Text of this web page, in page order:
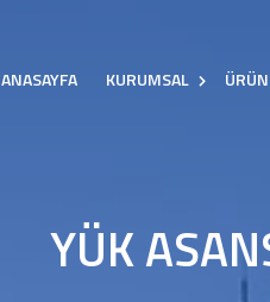
ANASAYFA KURUMSAL
YÜK